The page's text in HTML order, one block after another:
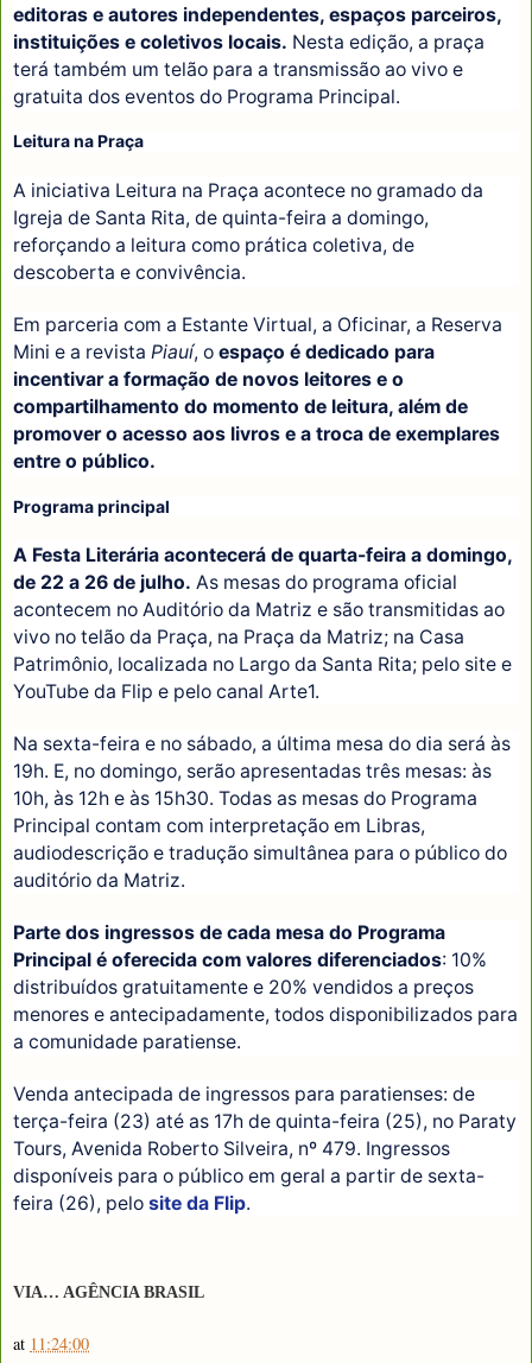
editoras e autores independentes, espaços parceiros,
instituições e coletivos locais. Nesta edição, a praça
terá também um telão para a transmissão ao vivo e
gratuita dos eventos do Programa Principal.
Leitura na Praça
A iniciativa Leitura na Praça acontece no gramado da
Igreja de Santa Rita, de quinta-feira a domingo,
reforçando a leitura como prática coletiva, de
descoberta e convivência.
Em parceria com a Estante Virtual, a Oficinar, a Reserva
Mini e a revista Piauí, o espaço é dedicado para
incentivar a formação de novos leitores e o
compartilhamento do momento de leitura, além de
promover o acesso aos livros e a troca de exemplares
entre o público.
Programa principal
A Festa Literária acontecerá de quarta-feira a domingo,
de 22 a 26 de julho. As mesas do programa oficial
acontecem no Auditório da Matriz e são transmitidas ao
vivo no telão da Praça, na Praça da Matriz; na Casa
Patrimônio, localizada no Largo da Santa Rita; pelo site e
YouTube da Flip e pelo canal Arte1.
Na sexta-feira e no sábado, a última mesa do dia será às
19h. E, no domingo, serão apresentadas três mesas: às
10h, às 12h e às 15h30. Todas as mesas do Programa
Principal contam com interpretação em Libras,
audiodescrição e tradução simultânea para o público do
auditório da Matriz.
Parte dos ingressos de cada mesa do Programa
Principal é oferecida com valores diferenciados: 10%
distribuídos gratuitamente e 20% vendidos a preços
menores e antecipadamente, todos disponibilizados para
a comunidade paratiense.
Venda antecipada de ingressos para paratienses: de
terça-feira (23) até as 17h de quinta-feira (25), no Paraty
Tours, Avenida Roberto Silveira, nº 479. Ingressos
disponíveis para o público em geral a partir de sexta-
feira (26), pelo site da Flip.
VIA… AGÊNCIA BRASIL
at 11:24:00